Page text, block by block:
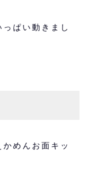
ぱい動きまし
かめんお面キッ